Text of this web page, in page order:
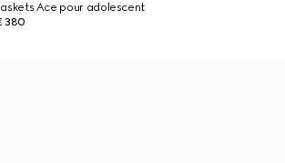
Ace pour adolescent
380